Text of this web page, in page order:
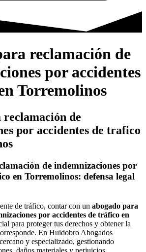
reclamación de
por accidentes
Torremolinos
reclamación de
por accidentes de trafico
de indemnizaciones por
en Torremolinos: defensa legal
de tráfico, contar con un abogado para
por accidentes de tráfico en
para proteger tus derechos y obtener la
En Huidobro Abogados
y especializado, gestionando